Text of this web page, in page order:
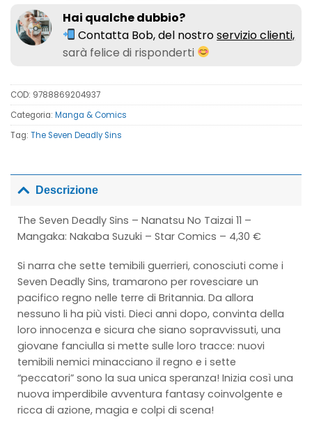
Hai qualche dubbio?
Contatta Bob, del nostroservizio clienti,
sarà felice di risponderti
COD: 9788869204937
Categoria: Manga & Comics
Tag: The Seven Deadly Sins
Descrizione
The Seven Deadly Sins – Nanatsu No Taizai 11 –
Mangaka: Nakaba Suzuki – Star Comics – 4,30 €
Si narra che sette temibili guerrieri, conosciuti come i
Seven Deadly Sins, tramarono per rovesciare un
pacifico regno nelle terre di Britannia. Da allora
nessuno li ha più visti. Dieci anni dopo, convinta della
loro innocenza e sicura che siano sopravvissuti, una
giovane fanciulla si mette sulle loro tracce: nuovi
temibili nemici minacciano il regno e i sette
“peccatori” sono la sua unica speranza! Inizia così una
nuova imperdibile avventura fantasy coinvolgente e
ricca di azione, magia e colpi di scena!